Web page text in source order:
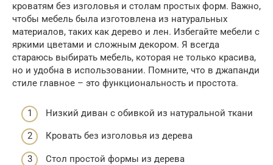
кроватям без изголовья и столам простых форм. Важно,
чтобы мебель была изготовлена из натуральных
материалов, таких как дерево и лен. Избегайте мебели с
яркими цветами и сложным декором. Я всегда
стараюсь выбирать мебель, которая не только красива,
но и удобна в использовании. Помните, что в джапанди
стиле главное – это функциональность и простота.
Низкий диван с обивкой из натуральной ткани
Кровать без изголовья из дерева
Стол простой формы из дерева